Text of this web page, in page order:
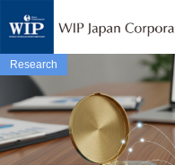
Research